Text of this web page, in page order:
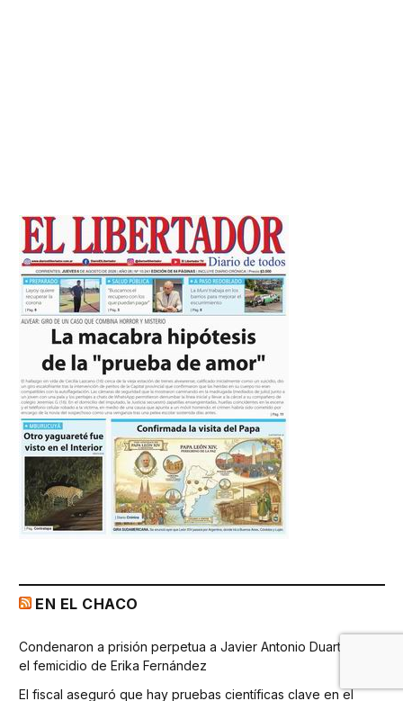
EN EL CHACO
Condenaron a prisión perpetua a Javier Antonio Duarte por
el femicidio de Erika Fernández
El fiscal aseguró que hay pruebas científicas clave en el